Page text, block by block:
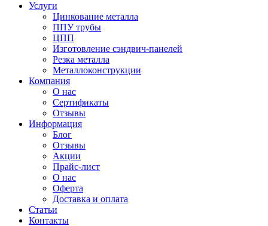
Услуги
Цинкование металла
ППУ трубы
ЦПП
Изготовление сэндвич-панелей
Резка металла
Металлоконструкции
Компания
О нас
Сертификаты
Отзывы
Информация
Блог
Отзывы
Акции
Прайс-лист
О нас
Оферта
Доставка и оплата
Статьи
Контакты